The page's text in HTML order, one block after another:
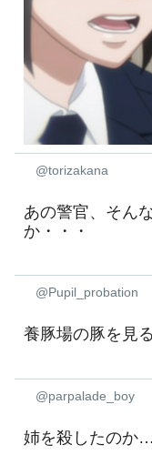
@torizakana
あの警官、そん
か・・・
@Pupil_probation
養豚場の豚を見
@parpalade_boy
姉を殺したの